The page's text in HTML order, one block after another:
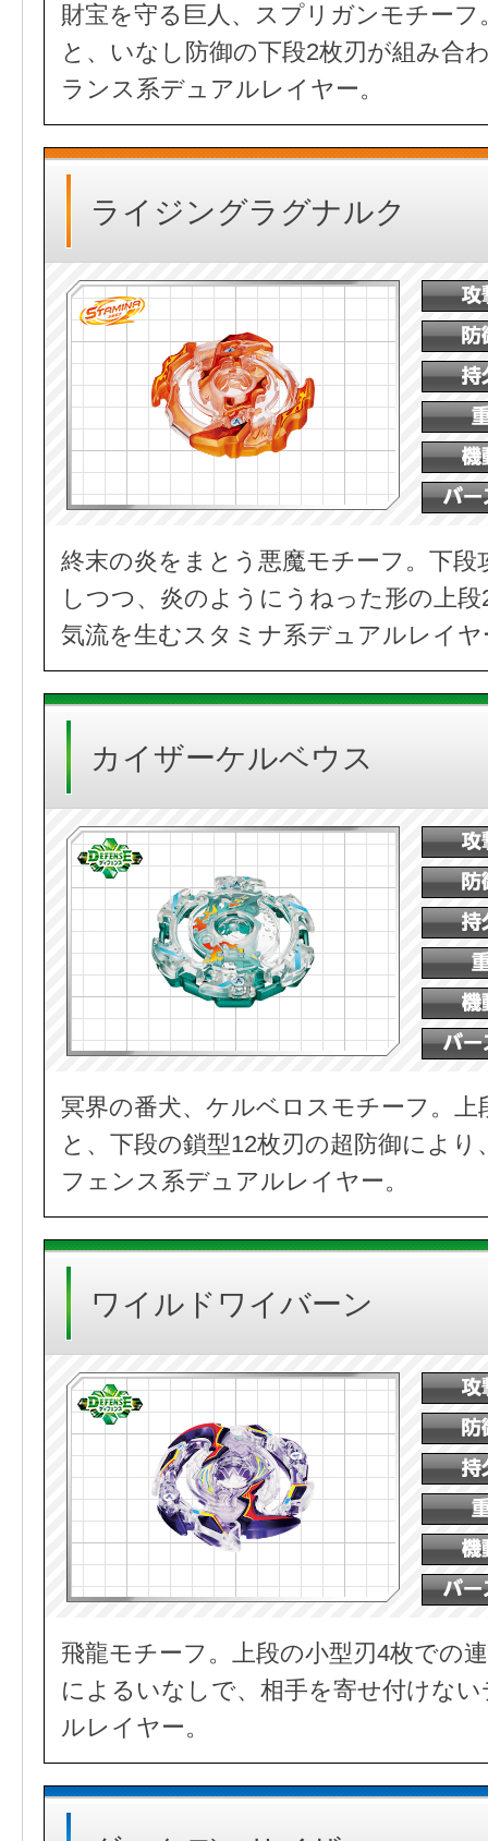
財宝を守る巨人、スプリガンモチーフ
と、いなし防御の下段2枚刃が組み合
ランス系デュアルレイヤー。
ライジングラグナルク
終末の炎をまとう悪魔モチーフ。下
しつつ、炎のようにうねった形の上
気流を生むスタミナ系デュアルレイヤ
カイザーケルベウス
冥界の番犬、ケルベロスモチーフ。上
と、下段の鎖型12枚刃の超防御によ
フェンス系デュアルレイヤー。
ワイルドワイバーン
飛龍モチーフ。上段の小型刃4枚での
によるいなしで、相手を寄せ付けな
ルレイヤー。